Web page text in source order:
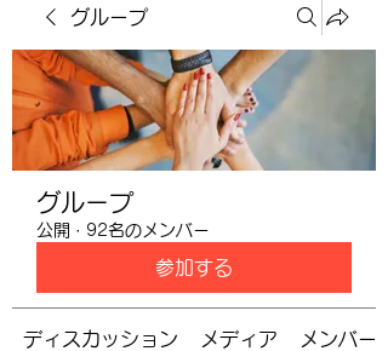
グループ
グループ
公開 · 92名のメンバー
参加する
ディスカッション メディア メンバー